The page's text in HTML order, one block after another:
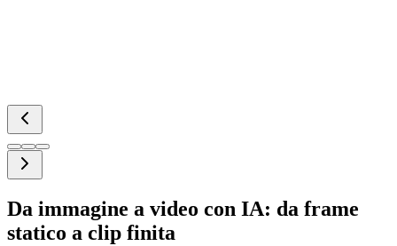
Da immagine a video con IA: da frame
statico a clip finita